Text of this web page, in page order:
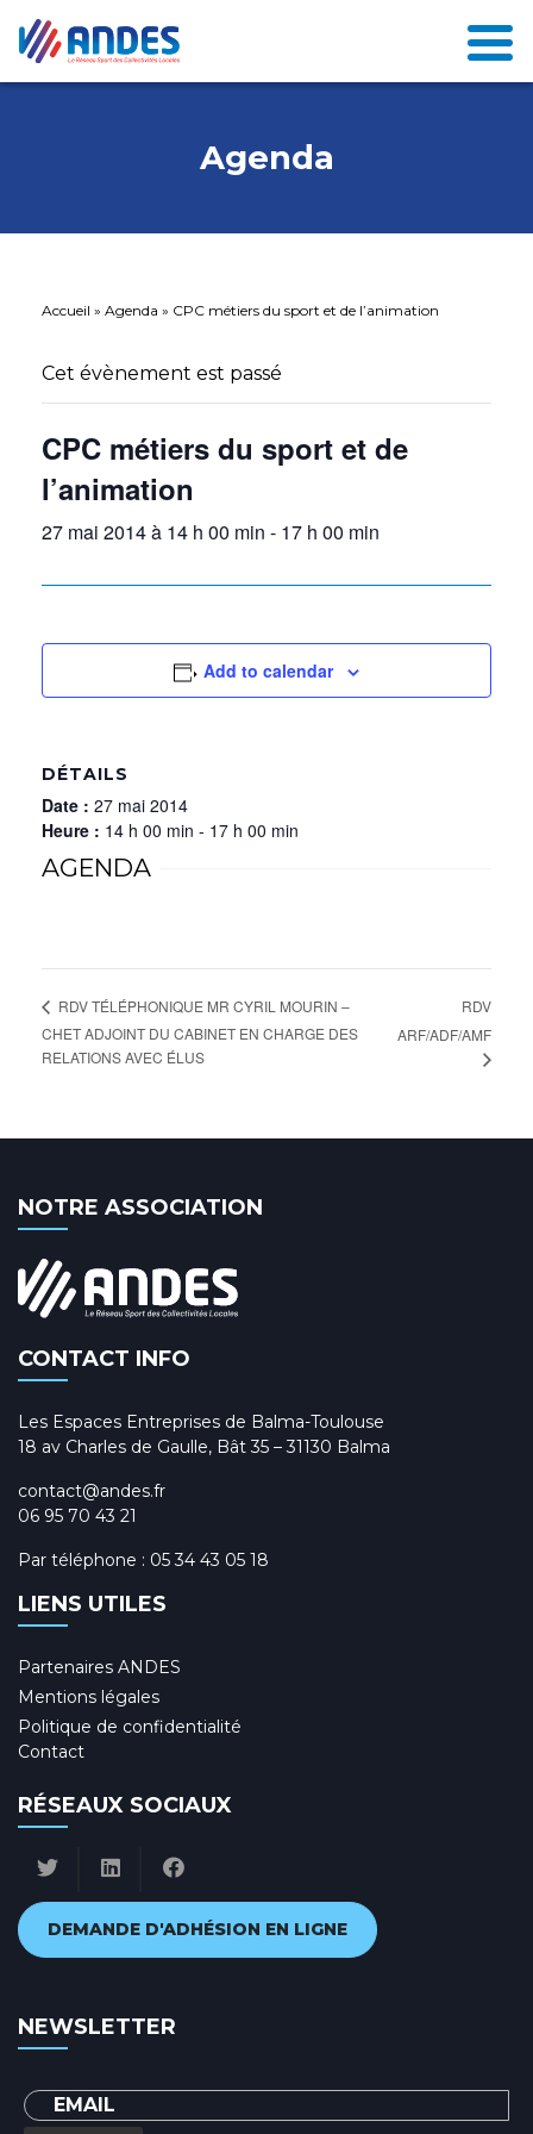
Agenda
Accueil » Agenda » CPC métiers du sport et de l’animation
Cet évènement est passé
CPC métiers du sport et de
l’animation
27 mai 2014 à 14 h 00 min - 17 h 00 min
Add to calendar
DÉTAILS
Date : 27 mai 2014
Heure : 14 h 00 min - 17 h 00 min
AGENDA
RDV TÉLÉPHONIQUE MR CYRIL MOURIN –
CHET ADJOINT DU CABINET EN CHARGE DES
RELATIONS AVEC ÉLUS
RDV
ARF/ADF/AMF
NOTRE ASSOCIATION
CONTACT INFO
Les Espaces Entreprises de Balma-Toulouse
18 av Charles de Gaulle, Bât 35 – 31130 Balma
contact@andes.fr
06 95 70 43 21
Par téléphone : 05 34 43 05 18
LIENS UTILES
Partenaires ANDES
Mentions légales
Politique de confidentialité
Contact
RÉSEAUX SOCIAUX
DEMANDE D'ADHÉSION EN LIGNE
NEWSLETTER